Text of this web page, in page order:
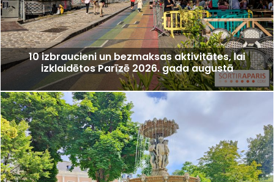
10 izbraucieni un bezmaksas aktivitātes, lai
izklaidētos Parīzē 2026. gada augustā